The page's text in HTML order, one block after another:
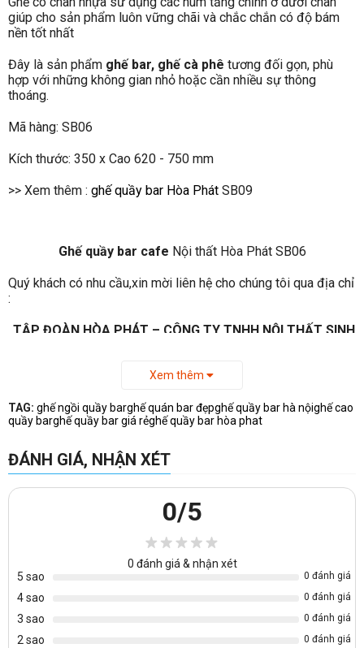
giúp cho sản phẩm luôn vững chãi và chắc chắn có độ bám
nền tốt nhất
Đây là sản phẩm ghế bar, ghế cà phê tương đối gọn, phù
hợp với những không gian nhỏ hoặc cần nhiều sự thông
thoáng.
Mã hàng: SB06
Kích thước: 350 x Cao 620 - 750 mm
>> Xem thêm : ghế quầy bar Hòa Phát SB09
Ghế quầy bar cafe Nội thất Hòa Phát SB06
Quý khách có nhu cầu,xin mời liên hệ cho chúng tôi qua địa chỉ
:
TẬP ĐOÀN HÒA PHÁT – CÔNG TY TNHH NỘI THẤT SINH
096 3993 028 – 096 9787 507 – 098 929 8766
Điện thoại:024 377 52 728 – 024 377 10 627* Fax:024
377 10 627
Email:sinhlienhoaphat@gmail.com
Web: noithatvanphonggiare.com– sieuthiketsatketbac.com
Chúng tôi kính mong được phục vụ Quý khách hàng!
Xem thêm
TAG: ghế ngồi quầy barghế quán bar đẹpghế quầy bar hà nộighế cao
quầy barghế quầy bar giá rẻghế quầy bar hòa phat
ĐÁNH GIÁ, NHẬN XÉT
0/5
0 đánh giá & nhận xét
5 sao
0 đánh giá
4 sao 0 đánh giá
3 sao 0 đánh giá
2 sao 0 đánh giá